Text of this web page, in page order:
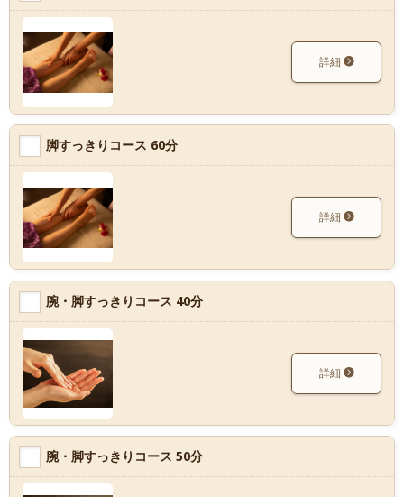
詳細
脚すっきりコース 60分
詳細
腕・脚すっきりコース 40分
詳細
腕・脚すっきりコース 50分